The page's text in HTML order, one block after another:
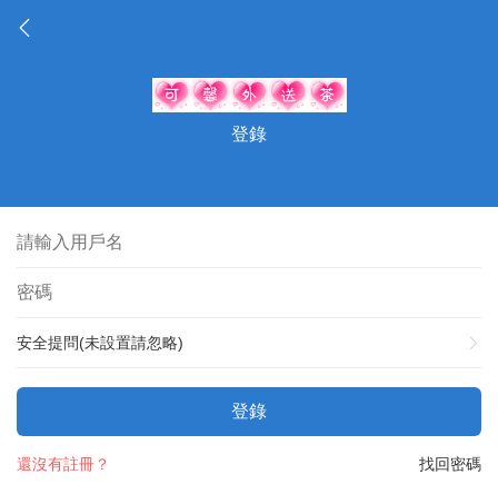
登錄
安全提問(未設置請忽略)
登錄
找回密碼
還沒有註冊？